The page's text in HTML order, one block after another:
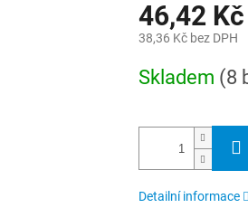
46,42 Kč
38,36 Kč bez DPH
cena:
Skladem (8
Detailní informace